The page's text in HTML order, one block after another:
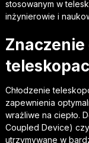
stosowanym w
inżynierowie i
Znaczenie
Chłodzenie
zapewnienia
wrażliwe na ciepło.
Coupled Device)
utrzymywane w